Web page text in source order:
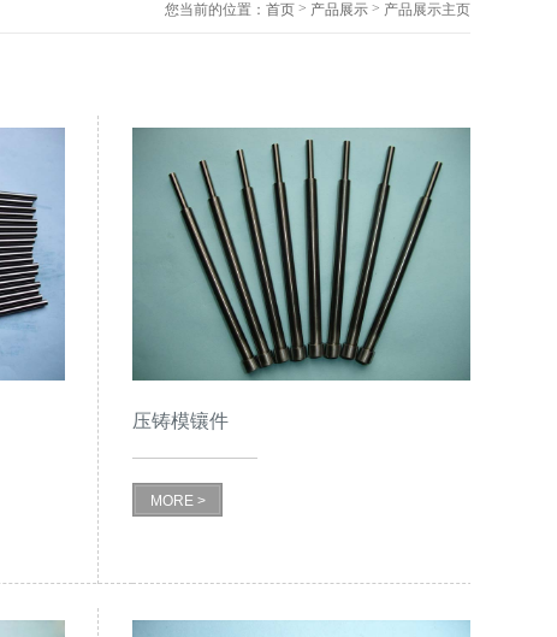
您当前的位置： 首页 > 产品展示 > 产品展示主页
压铸模镶件
MORE >